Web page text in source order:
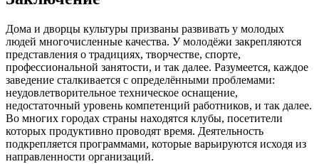
Дома и дворцы культуры призваны развивать у молодых
людей многочисленные качества. У молодёжи закрепляются
представления о традициях, творчестве, спорте,
профессиональной занятости, и так далее. Разумеется, каждое
заведение сталкивается с определёнными проблемами:
неудовлетворительное техническое оснащение,
недостаточный уровень компетенций работников, и так далее.
Во многих городах страны находятся клубы, посетители
которых продуктивно проводят время. Деятельность
подкрепляется программами, которые варьируются исходя из
направленности организаций.